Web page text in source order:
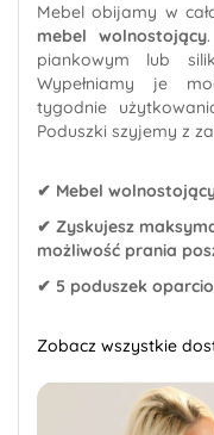
Mebel obijamy w
mebel wolnostojący
piankowym lub
Wypełniamy je
tygodnie
Poduszki szyjemy z
✔ Mebel
✔ Zyskujesz
możliwość prania
✔ 5 poduszek
Zobacz wszystkie